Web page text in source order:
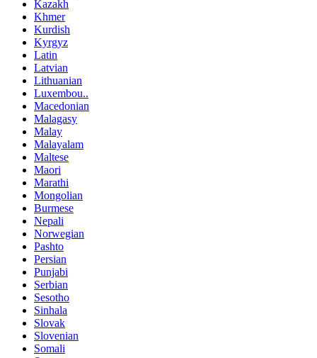
Kazakh
Khmer
Kurdish
Kyrgyz
Latin
Latvian
Lithuanian
Luxembou..
Macedonian
Malagasy
Malay
Malayalam
Maltese
Maori
Marathi
Mongolian
Burmese
Nepali
Norwegian
Pashto
Persian
Punjabi
Serbian
Sesotho
Sinhala
Slovak
Slovenian
Somali